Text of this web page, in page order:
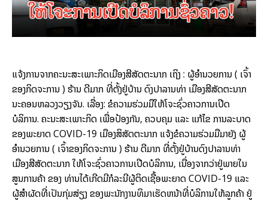
ແຈ້ງການຈາກຄະນະສະເພາະກິດເມືອງສີສັດຕະນາກ ເຖິງ : ຜູ້ອໍານວຍການ ( ເຈົ້າ
ຂອງກິດຈະການ ) ຮ້ານ ດີມາກ ທີ່ຕັ້ງຢູ່ບ້ານ ດົງປາລານທ່າ ເມືອງສີສັດຕະນາກ
ນະຄອນຫລວງວຽງຈັນ. ເລື່ອງ: ຂໍຄວາມຮ່ວມມືໃຫ້ໂຈະຊົ່ວຄາວການເປີດ
ບໍລິການ. ຄະນະສະເພາະກິດ ເພື່ອປ້ອງກັນ, ຄວບຄຸມ ແລະ ແກ້ໄຂ ການລະບາດ
ຂອງພະຍາດ COVID-19 ເມືອງສິສັດຕະນາກ ແຈ້ງຂໍຄວາມຮ່ວມມືມາຍັງ ຜູ້
ອໍານວຍການ ( ເຈົ້າຂອງກິດຈະການ ) ຮ້ານ ດີມາກ ທີ່ຕັ້ງຢູ່ບ້ານດົງປາລານທ່າ
ເມືອງສີສັດຕະນາກ ໃຫ້ໂຈະຊົ່ວຄາວການເປີດບໍລິການ, ເນື່ອງຈາກວ່າຢູ່ພາຍໃນ
ສູນການຄ້າ ຂອງ ທ່ານໄດ້ເກີດມີກໍລະນີຜູ້ຕິດເຊື້ອພະຍາດ COVID-19 ແລະ
ຜູ້ສໍາຜັດທີ່ເປັນກຸ່ມສ່ຽງ ຂອງພະນັກງານທິມາເຮັດຫນ້າທີ່ບໍລິການໃຫ້ລູກຄ້າ ຢູ່